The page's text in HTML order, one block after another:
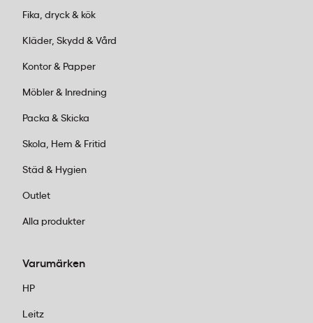
Fika, dryck & kök
Kläder, Skydd & Vård
Kontor & Papper
Möbler & Inredning
Packa & Skicka
Skola, Hem & Fritid
Städ & Hygien
Outlet
Alla produkter
Varumärken
HP
Leitz